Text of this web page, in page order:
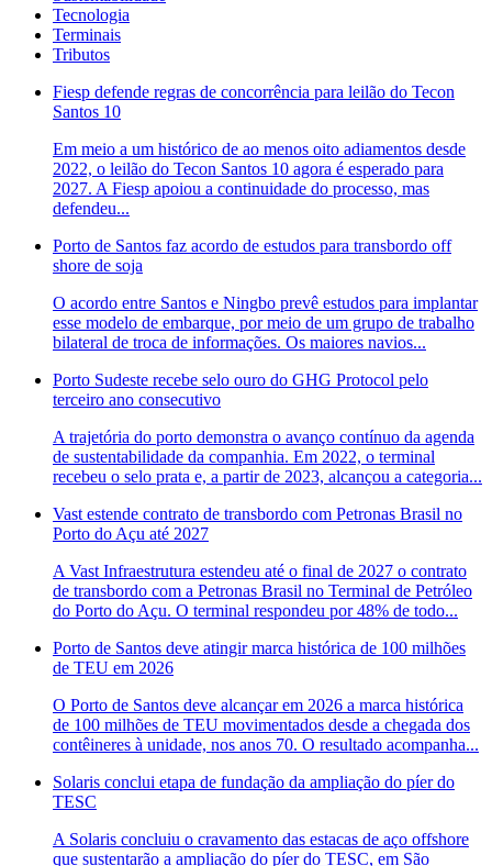
Tecnologia
Terminais
Tributos
Fiesp defende regras de concorrência para leilão do Tecon
Santos 10
Em meio a um histórico de ao menos oito adiamentos desde
2022, o leilão do Tecon Santos 10 agora é esperado para
2027. A Fiesp apoiou a continuidade do processo, mas
defendeu...
Porto de Santos faz acordo de estudos para transbordo off
shore de soja
O acordo entre Santos e Ningbo prevê estudos para implantar
esse modelo de embarque, por meio de um grupo de trabalho
bilateral de troca de informações. Os maiores navios...
Porto Sudeste recebe selo ouro do GHG Protocol pelo
terceiro ano consecutivo
A trajetória do porto demonstra o avanço contínuo da agenda
de sustentabilidade da companhia. Em 2022, o terminal
recebeu o selo prata e, a partir de 2023, alcançou a categoria...
Vast estende contrato de transbordo com Petronas Brasil no
Porto do Açu até 2027
A Vast Infraestrutura estendeu até o final de 2027 o contrato
de transbordo com a Petronas Brasil no Terminal de Petróleo
do Porto do Açu. O terminal respondeu por 48% de todo...
Porto de Santos deve atingir marca histórica de 100 milhões
de TEU em 2026
O Porto de Santos deve alcançar em 2026 a marca histórica
de 100 milhões de TEU movimentados desde a chegada dos
contêineres à unidade, nos anos 70. O resultado acompanha...
Solaris conclui etapa de fundação da ampliação do píer do
TESC
A Solaris concluiu o cravamento das estacas de aço offshore
que sustentarão a ampliação do píer do TESC, em São